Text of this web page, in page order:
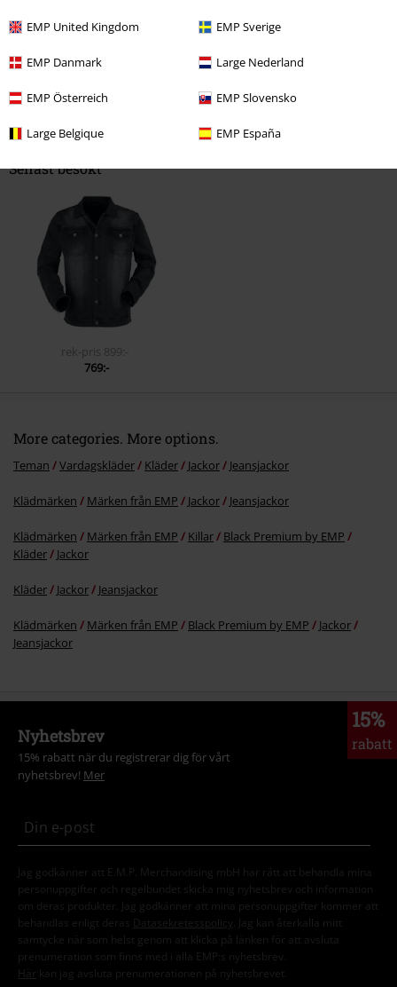
EMP United Kingdom EMP Sverige
EMP Danmark Large Nederland
EMP Österreich EMP Slovensko
Large Belgique EMP España
Kommentar
Skicka kommentar
Senast besökt
rek-pris
899:-
769:-
More categories. More options.
Teman Vardagskläder Kläder Jackor Jeansjackor
Klädmärken Märken från EMP Jackor Jeansjackor
Klädmärken Märken från EMP Killar
Black Premium by EMP
Kläder
Jackor
Kläder Jackor Jeansjackor
Klädmärken Märken från EMP Black Premium by EMP
Jackor
Jeansjackor
15%
rabatt
Nyhetsbrev
15% rabatt när du registrerar dig för vårt
nyhetsbrev! Mer
Jag godkänner att E.M.P. Merchandising mbH har rätt att behandla mina
personuppgifter och regelbundet skicka mig nyhetsbrev och information
om deras produkter. Jag godkänner att mina personuppgifter kommer att
behandlas enligt deras
Datasekretesspolicy
. Jag kan återkalla mitt
samtycke när som helst genom att klicka på länken för att avsluta
prenumeration som finns med i alla EMP:s nyhetsbrev.
Här kan jag avsluta prenumerationen på nyhetsbrevet.